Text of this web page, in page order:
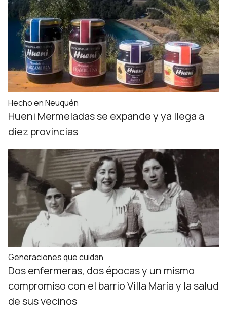
Hecho en Neuquén
Hueni Mermeladas se expande y ya llega a
diez provincias
Generaciones que cuidan
Dos enfermeras, dos épocas y un mismo
compromiso con el barrio Villa María y la salud
de sus vecinos